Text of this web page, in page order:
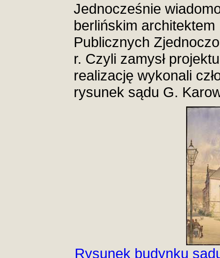
Jednocześnie
berlińskim
Publicznych
r. Czyli zamysł
realizację wykonali
rysunek sądu G.
Rysunek budynku